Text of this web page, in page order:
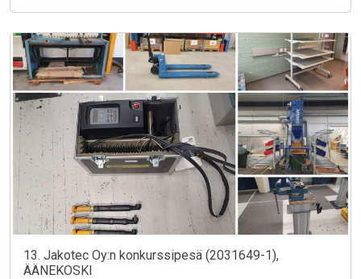
13. Jakotec Oy:n konkurssipesä (2031649-1),
ÄÄNEKOSKI